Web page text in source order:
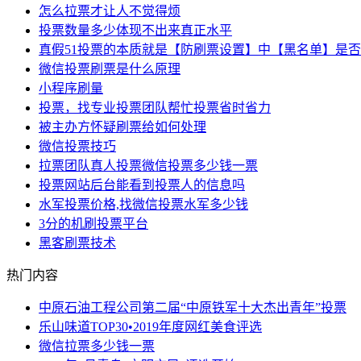
怎么拉票才让人不觉得烦
投票数量多少体现不出来真正水平
真假51投票的本质就是【防刷票设置】中【黑名单】是
微信投票刷票是什么原理
小程序刷量
投票，找专业投票团队帮忙投票省时省力
被主办方怀疑刷票给如何处理
微信投票技巧
拉票团队真人投票微信投票多少钱一票
投票网站后台能看到投票人的信息吗
水军投票价格,找微信投票水军多少钱
3分的机刷投票平台
黑客刷票技术
热门内容
中原石油工程公司第二届“中原铁军十大杰出青年”投票
乐山味道TOP30•2019年度网红美食评选
微信拉票多少钱一票